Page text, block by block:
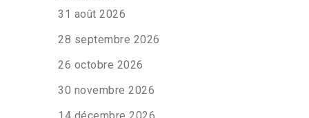
31 août 2026
28 septembre 2026
26 octobre 2026
30 novembre 2026
14 décembre 2026